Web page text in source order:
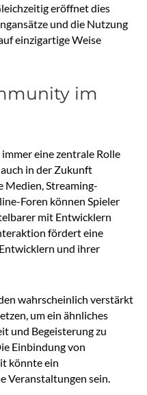
eröffnet dies
und die Nutzung
einzigartige Weise
im
eine zentrale Rolle
in der Zukunft
Medien, Streaming-
Foren können Spieler
mit Entwicklern
fördert eine
und ihrer
wahrscheinlich verstärkt
um ein ähnliches
und Begeisterung zu
Einbindung von
könnte ein
Veranstaltungen sein.